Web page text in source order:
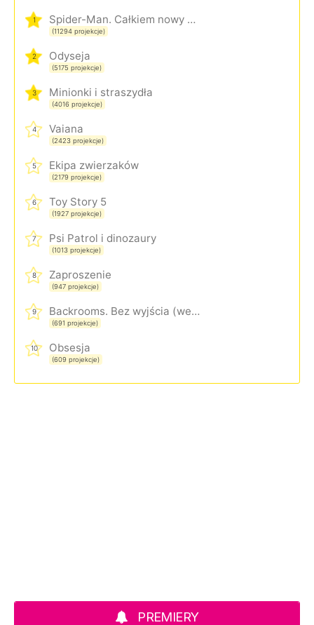
1 Spider-Man. Całkiem nowy dzień
(11294 projekcje)
2 Odyseja
(5175 projekcje)
3 Minionki i straszydła
(4016 projekcje)
4 Vaiana
(2423 projekcje)
5 Ekipa zwierzaków
(2179 projekcje)
6 Toy Story 5
(1927 projekcje)
7 Psi Patrol i dinozaury
(1013 projekcje)
8 Zaproszenie
(947 projekcje)
9 Backrooms. Bez wyjścia (wersja rozszerzona)
(691 projekcje)
10 Obsesja
(609 projekcje)
PREMIERY